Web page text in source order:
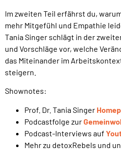
Im zweiten Teil erfährst du,
mehr Mitgefühl und Empathie
Tania Singer schlägt in der
und Vorschläge vor, welche
das Miteinander im
steigern.
Shownotes:
Prof. Dr. Tania Singer
Podcastfolge zur
Podcast-Interviews auf
Mehr zu detoxRebels und